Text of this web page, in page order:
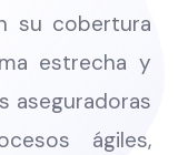
su cobertura
estrecha y
aseguradoras
ágiles,